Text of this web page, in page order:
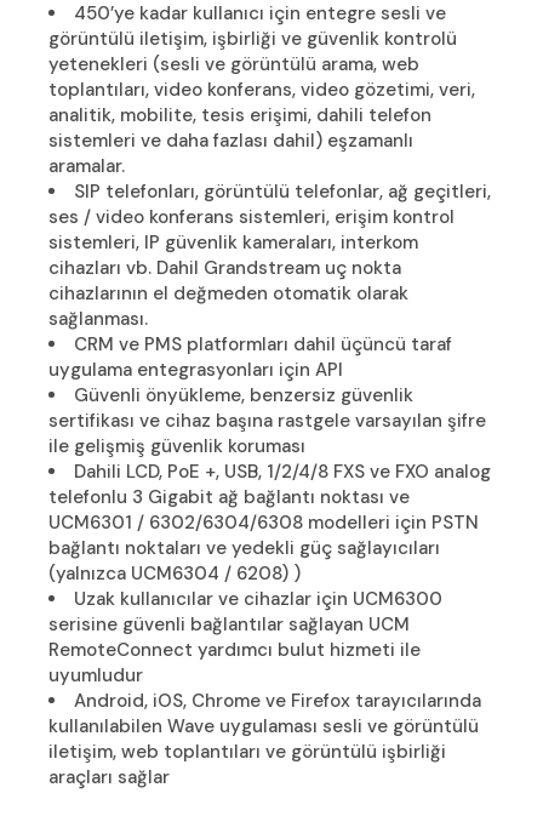
450’ye kadar kullanıcı için entegre sesli ve
görüntülü iletişim, işbirliği ve güvenlik kontrolü
yetenekleri (sesli ve görüntülü arama, web
toplantıları, video konferans, video gözetimi, veri,
analitik, mobilite, tesis erişimi, dahili telefon
sistemleri ve daha fazlası dahil) eşzamanlı
aramalar.
SIP telefonları, görüntülü telefonlar, ağ geçitleri,
ses / video konferans sistemleri, erişim kontrol
sistemleri, IP güvenlik kameraları, interkom
cihazları vb. Dahil Grandstream uç nokta
cihazlarının el değmeden otomatik olarak
sağlanması.
CRM ve PMS platformları dahil üçüncü taraf
uygulama entegrasyonları için API
Güvenli önyükleme, benzersiz güvenlik
sertifikası ve cihaz başına rastgele varsayılan şifre
ile gelişmiş güvenlik koruması
Dahili LCD, PoE +, USB, 1/2/4/8 FXS ve FXO analog
telefonlu 3 Gigabit ağ bağlantı noktası ve
UCM6301 / 6302/6304/6308 modelleri için PSTN
bağlantı noktaları ve yedekli güç sağlayıcıları
(yalnızca UCM6304 / 6208) )
Uzak kullanıcılar ve cihazlar için UCM6300
serisine güvenli bağlantılar sağlayan UCM
RemoteConnect yardımcı bulut hizmeti ile
uyumludur
Android, iOS, Chrome ve Firefox tarayıcılarında
kullanılabilen Wave uygulaması sesli ve görüntülü
iletişim, web toplantıları ve görüntülü işbirliği
araçları sağlar